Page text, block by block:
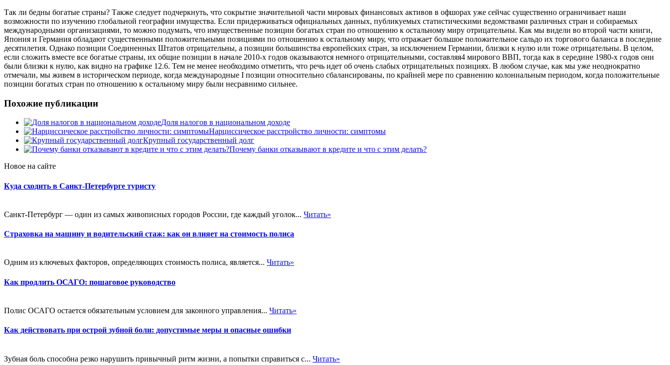
Так ли бедны богатые страны? Также следует подчеркнуть, что сокрытие значительной части мировых финансовых активов в офшорах уже сейчас существенно ограничивает наши
возможности по изучению глобальной географии имущества. Если придерживаться официальных данных, публикуемых статистическими ведомствами различных стран и собираемых
международными организациями, то можно подумать, что имущественные позиции богатых стран по отношению к остальному миру отрицательны. Как мы видели во второй части книги,
Япония и Германия обладают существенными положительными позициями по отношению к остальному миру, что отражает большое положительное сальдо их торгового баланса в последние
десятилетия. Однако позиции Соединенных Штатов отрицательны, а позиции большинства европейских стран, за исключением Германии, близки к нулю или тоже отрицательны. В целом,
если сложить вместе все богатые страны, их общие позиции в начале 2010-х годов оказываются немного отрицательными, составляя4 мирового ВВП, тогда как в середине 1980-х годов они
были близки к нулю, как видно на графике 12.6. Тем не менее необходимо отметить, что речь идет об очень слабых отрицательных позициях. В любом случае, как мы уже неоднократно
отмечали, мы живем в историческом периоде, когда международные I позиции относительно сбалансированы, по крайней мере по сравнению колониальным периодом, когда положительные
позиции богатых стран по отношению к остальному миру были несравнимо сильнее.
Похожие публикации
Доля налогов в национальном доходе
Нарциссическое расстройство личности: симптомы
Крупный государственный долг
Почему банки отказывают в кредите и что с этим делать?
Новое на сайте
Куда сходить в Санкт-Петербурге туристу
Санкт-Петербург — один из самых живописных городов России, где каждый уголок... Читать»
Страховка на машину и водительский стаж: как он влияет на стоимость полиса
Одним из ключевых факторов, определяющих стоимость полиса, является... Читать»
Как продлить ОСАГО: пошаговое руководство
Полис ОСАГО остается обязательным условием для законного управления... Читать»
Как действовать при острой зубной боли: допустимые меры и опасные ошибки
Зубная боль способна резко нарушить привычный ритм жизни, а попытки справиться с... Читать»